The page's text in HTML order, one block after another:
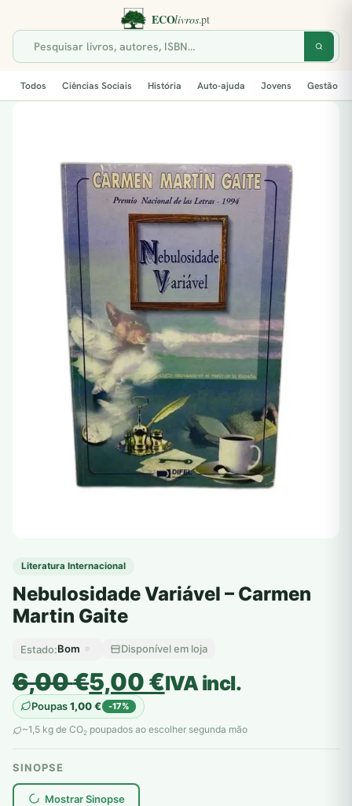
Todos Ciências Sociais História Auto-ajuda Jovens Gestão
Literatura Internacional
Nebulosidade Variável – Carmen
Martin Gaite
Estado:Bom Disponível em loja
6,00€
O
preço
original
era:
6,00 €.
5,00€
O
preço
atual
é:
5,00 €.
IVA incl.
Poupas1,00€ -17%
~1,5 kg de CO2 poupados ao escolher segunda mão
SINOPSE
Mostrar Sinopse
plantar árvores reais